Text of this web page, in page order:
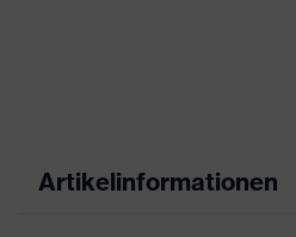
Artikelinformationen